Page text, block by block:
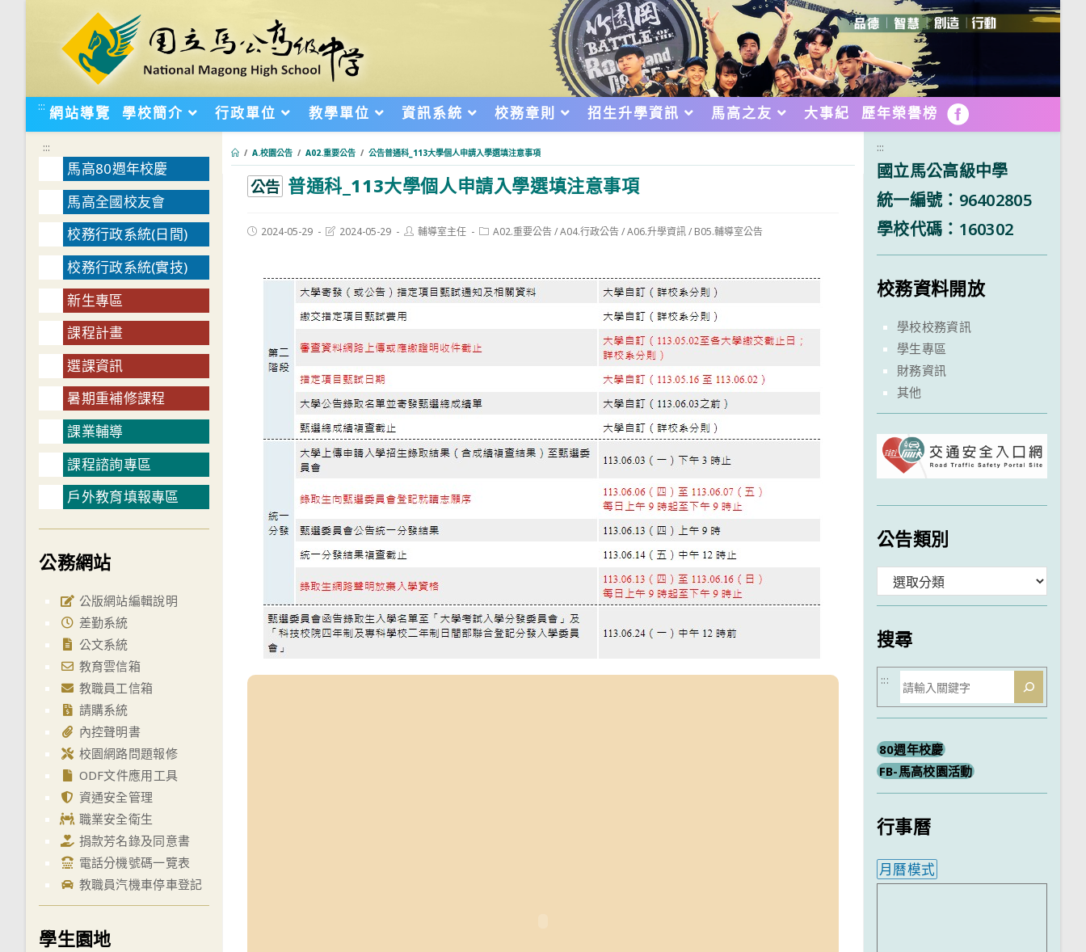
::: 網站導覽 學校簡介 行政單位 教學單位 資訊系統 校務章則 招生升學資訊 馬高之友 大事紀 歷年榮譽榜 FB
/ A.校園公告 / A02.重要公告 / 公告普通科_113大學個人申請入學選填注意事項
公告 普通科_113大學個人申請入學選填注意事項
Post2024-05-29
Post2024-05-29
Post輔導室主任
PostA02.重要公告/A04.行政公告/A06.升學資訊/ B05.輔導室公告
:::
馬高80週年校慶
馬高全國校友會
校務行政系統(日間)
校務行政系統(實技)
新生專區
課程計畫
選課資訊
暑期重補修課程
課業輔導
課程諮詢專區
戶外教育填報專區
公務網站
公版網站編輯說明
差勤系統
公文系統
教育雲信箱
教職員工信箱
請購系統
內控聲明書
校園網路問題報修
ODF文件應用工具
資通安全管理
職業安全衛生
捐款芳名錄及同意書
電話分機號碼一覽表
教職員汽機車停車登記
學生園地
:::
國立馬公高級中學
統一編號：96402805
學校代碼：160302
校務資料開放
學校校務資訊
學生專區
財務資訊
其他
公告類別
類
搜尋
搜
尋
:::
80週年校慶
FB-馬高校園活動
行事曆
月曆模式